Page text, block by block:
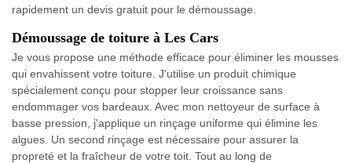
rapidement un devis gratuit pour le démoussage.
Démoussage de toiture à Les Cars
Je vous propose une méthode efficace pour éliminer les mousses
qui envahissent votre toiture. J'utilise un produit chimique
spécialement conçu pour stopper leur croissance sans
endommager vos bardeaux. Avec mon nettoyeur de surface à
basse pression, j'applique un rinçage uniforme qui élimine les
algues. Un second rinçage est nécessaire pour assurer la
propreté et la fraîcheur de votre toit. Tout au long de